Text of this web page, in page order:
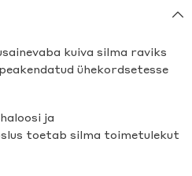
kuiva silma raviks
ühekordsetesse
ja
toetab silma toimetulekut